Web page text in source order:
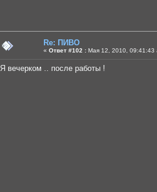
Re: ПИВО
« Ответ #102 : Мая 12, 2010, 09:41:43
Я вечерком .. после работы !